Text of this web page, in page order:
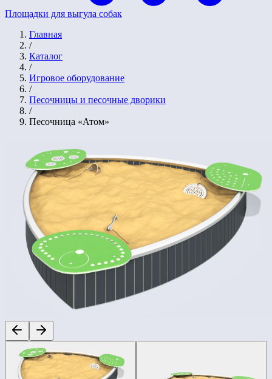
Площадки для выгула собак
Главная
/
Каталог
/
Игровое оборудование
/
Песочницы и песочные дворики
/
Песочница «Атом»